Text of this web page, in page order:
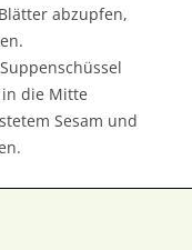
abzupfen,
die Mitte
Sesam und